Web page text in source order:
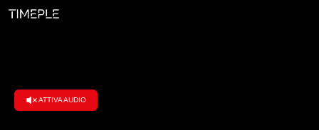
ATTIVA AUDIO